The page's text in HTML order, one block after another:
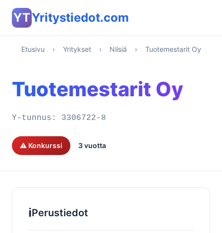
YTYritystiedot.com
Etusivu › Yritykset › Nilsiä › Tuotemestarit Oy
Tuotemestarit Oy
Y-tunnus: 3306722-8
⚠️ Konkurssi 3 vuotta
ℹ️Perustiedot